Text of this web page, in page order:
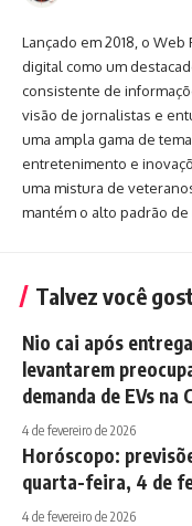
Lançado em 2018, o
digital como um
consistente de
visão de jornalistas e
uma ampla gama de
entretenimento e
uma mistura de
mantém o alto padrão
Talvez você
Nio cai após
levantarem
demanda de EVs na
4 de fevereiro de 2026
Horóscopo:
quarta-feira, 4 de
4 de fevereiro de 2026